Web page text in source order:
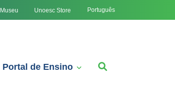
Museu Unoesc Store Português
Portal de Ensino